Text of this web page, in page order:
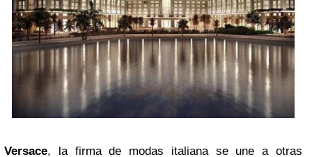
Versace, la firma de modas italiana se une a otras